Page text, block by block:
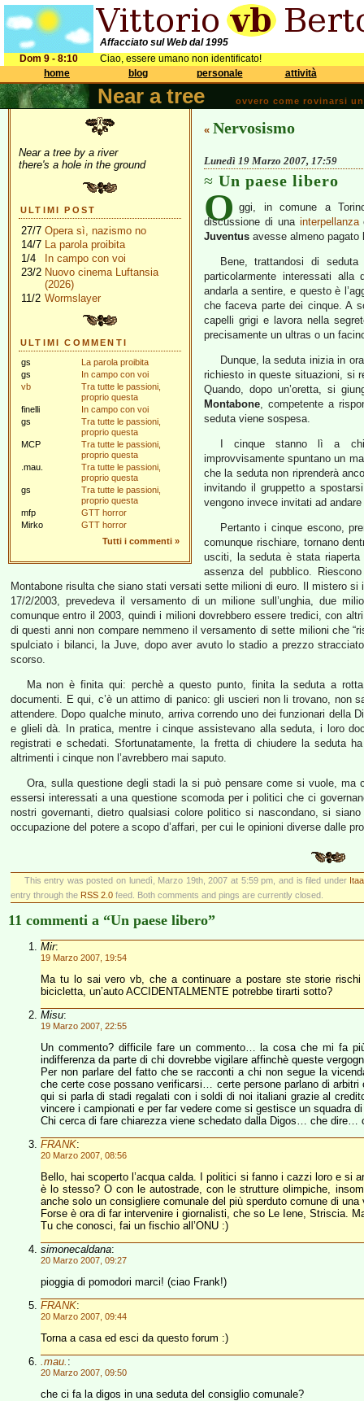
Affacciato sul Web dal 1995
Dom 9 - 8:10
Ciao, essere umano non identificato!
home
blog personale attività
Near a tree ovvero come rovinarsi
Near a tree by a river
there's a hole in the ground
ULTIMI POST
27/7 Opera sì, nazismo no
14/7 La parola proibita
1/4
In campo con voi
23/2 Nuovo cinema Luftansia
(2026)
11/2 Wormslayer
ULTIMI COMMENTI
gs
La parola proibita
gs
In campo con voi
vb
Tra tutte le passioni,
proprio questa
finelli
In campo con voi
gs
Tra tutte le passioni,
proprio questa
MCP
Tra tutte le passioni,
proprio questa
.mau.
Tra tutte le passioni,
proprio questa
gs
Tra tutte le passioni,
proprio questa
mfp
GTT horror
Mirko
GTT horror
Tutti i commenti »
« Nervosismo
Lunedì 19 Marzo 2007, 17:59
Un paese libero
O ggi, in comune a
discussione di una interpellanza
Juventus avesse almeno
Bene, trattandosi di
particolarmente interessati
andarla a sentire, e questo è
che faceva parte dei cinque. A
capelli grigi e lavora nella
precisamente un ultras o un
Dunque, la seduta inizia in
richiesto in queste situazioni, si
Quando, dopo un’oretta, si
Montabone, competente a
seduta viene sospesa.
I cinque stanno lì a
improvvisamente spuntano un
che la seduta non riprenderà
invitando il gruppetto a
vengono invece invitati ad
Pertanto i cinque escono,
comunque rischiare, tornano
usciti, la seduta è stata
assenza del pubblico.
Montabone risulta che siano stati versati sette milioni di euro. Il mistero si
17/2/2003, prevedeva il versamento di un milione sull’unghia, due
comunque entro il 2003, quindi i milioni dovrebbero essere tredici, con
di questi anni non compare nemmeno il versamento di sette milioni che
spulciato i bilanci, la Juve, dopo aver avuto lo stadio a prezzo
scorso.
Ma non è finita qui: perchè a questo punto, finita la seduta a
documenti. E qui, c’è un attimo di panico: gli uscieri non li trovano, non
attendere. Dopo qualche minuto, arriva correndo uno dei funzionari della
e glieli dà. In pratica, mentre i cinque assistevano alla seduta, i loro
registrati e schedati. Sfortunatamente, la fretta di chiudere la seduta
altrimenti i cinque non l’avrebbero mai saputo.
Ora, sulla questione degli stadi la si può pensare come si vuole,
essersi interessati a una questione scomoda per i politici che ci
nostri governanti, dietro qualsiasi colore politico si nascondano, si
occupazione del potere a scopo d’affari, per cui le opinioni diverse dalle
This entry was posted on lunedì, Marzo 19th, 2007 at 5:59 pm, and is filed under
entry through the RSS 2.0 feed. Both comments and pings are currently closed.
11 commenti a “Un paese libero”
Mir:
19 Marzo 2007, 19:54
Ma tu lo sai vero vb, che a continuare a postare ste storie
bicicletta, un’auto ACCIDENTALMENTE potrebbe tirarti sotto?
Misu:
19 Marzo 2007, 22:55
Un commento? difficile fare un commento… la cosa che mi fa
indifferenza da parte di chi dovrebbe vigilare affinchè queste
Per non parlare del fatto che se racconti a chi non segue la
che certe cose possano verificarsi… certe persone parlano di
qui si parla di stadi regalati con i soldi di noi italiani grazie al
vincere i campionati e per far vedere come si gestisce un squadra
Chi cerca di fare chiarezza viene schedato dalla Digos… che dire…
FRANK:
20 Marzo 2007, 08:56
Bello, hai scoperto l’acqua calda. I politici si fanno i cazzi loro e si
è lo stesso? O con le autostrade, con le strutture olimpiche,
anche solo un consigliere comunale del più sperduto comune di una
Forse è ora di far intervenire i giornalisti, che so Le Iene, Striscia.
Tu che conosci, fai un fischio all’ONU :)
simonecaldana:
20 Marzo 2007, 09:27
pioggia di pomodori marci! (ciao Frank!)
FRANK:
20 Marzo 2007, 09:44
Torna a casa ed esci da questo forum :)
.mau. :
20 Marzo 2007, 09:50
che ci fa la digos in una seduta del consiglio comunale?